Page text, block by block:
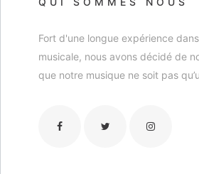
Fort d'une longue expérience
musicale, nous avons décidé de
que notre musique ne soit pas